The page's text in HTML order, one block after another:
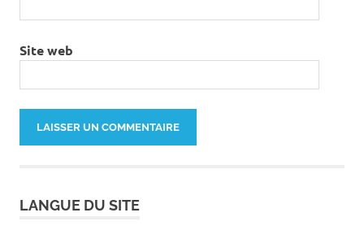
Site web
LANGUE DU SITE